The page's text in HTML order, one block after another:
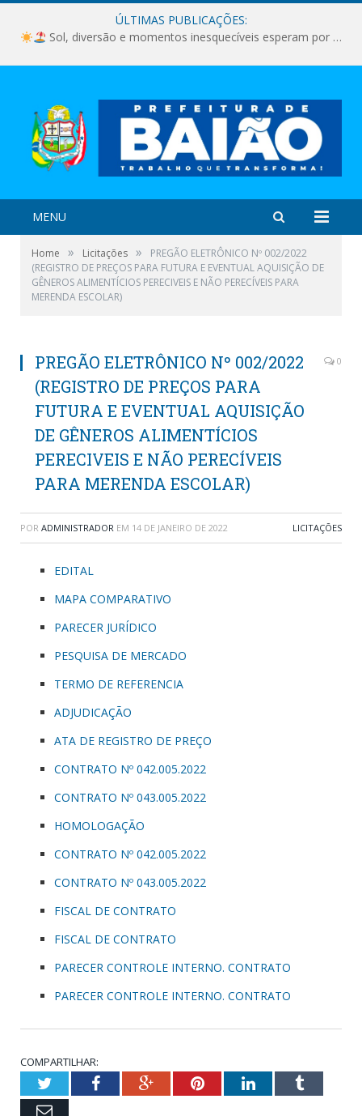
ÚLTIMAS PUBLICAÇÕES:
Sol, diversão e momentos inesquecíveis esperam por você!
MENU
Home » Licitações »
PREGÃO ELETRÔNICO Nº 002/2022
(REGISTRO DE PREÇOS PARA FUTURA E EVENTUAL AQUISIÇÃO DE
GÊNEROS ALIMENTÍCIOS PERECIVEIS E NÃO PERECÍVEIS PARA
MERENDA ESCOLAR)
PREGÃO ELETRÔNICO Nº 002/2022
(REGISTRO DE PREÇOS PARA
FUTURA E EVENTUAL AQUISIÇÃO
DE GÊNEROS ALIMENTÍCIOS
PERECIVEIS E NÃO PERECÍVEIS
PARA MERENDA ESCOLAR)
0
POR ADMINISTRADOR EM 14 DE JANEIRO DE 2022 LICITAÇÕES
EDITAL
MAPA COMPARATIVO
PARECER JURÍDICO
PESQUISA DE MERCADO
TERMO DE REFERENCIA
ADJUDICAÇÃO
ATA DE REGISTRO DE PREÇO
CONTRATO Nº 042.005.2022
CONTRATO Nº 043.005.2022
HOMOLOGAÇÃO
CONTRATO Nº 042.005.2022
CONTRATO Nº 043.005.2022
FISCAL DE CONTRATO
FISCAL DE CONTRATO
PARECER CONTROLE INTERNO. CONTRATO
PARECER CONTROLE INTERNO. CONTRATO
COMPARTILHAR:
TwitterFacebookGoogle+PinterestLinkedInTumblr
Email